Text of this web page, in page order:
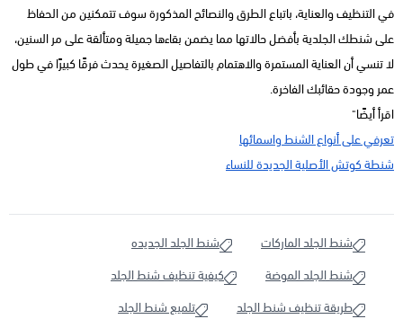
في التنظيف والعناية، باتباع الطرق والنصائح المذكورة سوف تتمكنين من الحفاظ
على شنطك الجلدية بأفضل حالاتها مما يضمن بقاءها جميلة ومتألقة على مر السنين،
لا تنسي أن العناية المستمرة والاهتمام بالتفاصيل الصغيرة يحدث فرقًا كبيرًا في طول
عمر وجودة حقائبك الفاخرة.
اقرأ أيضًا"
تعرفي على أنواع الشنط واسمائها
شنطة كوتش الأصلية الجديدة للنساء
شنط الجلد الماركات
شنط الجلد الجديده
شنط الجلد الموضة
كيفية تنظيف شنط الجلد
طريقة تنظيف شنط الجلد
تلميع شنط الجلد